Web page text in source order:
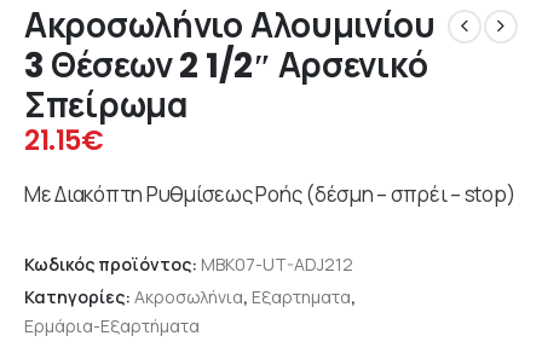
Ακροσωλήνιο Αλουμινίου
3 Θέσεων 2 1/2″ Αρσενικό
Σπείρωμα
21.15€
Με Διακόπτη Ρυθμίσεως Ροής (δέσμη – σπρέι – stop)
Κωδικός προϊόντος: MBK07-UT-ADJ212
Κατηγορίες: Ακροσωλήνια, Εξαρτηματα,
Ερμάρια-Εξαρτήματα